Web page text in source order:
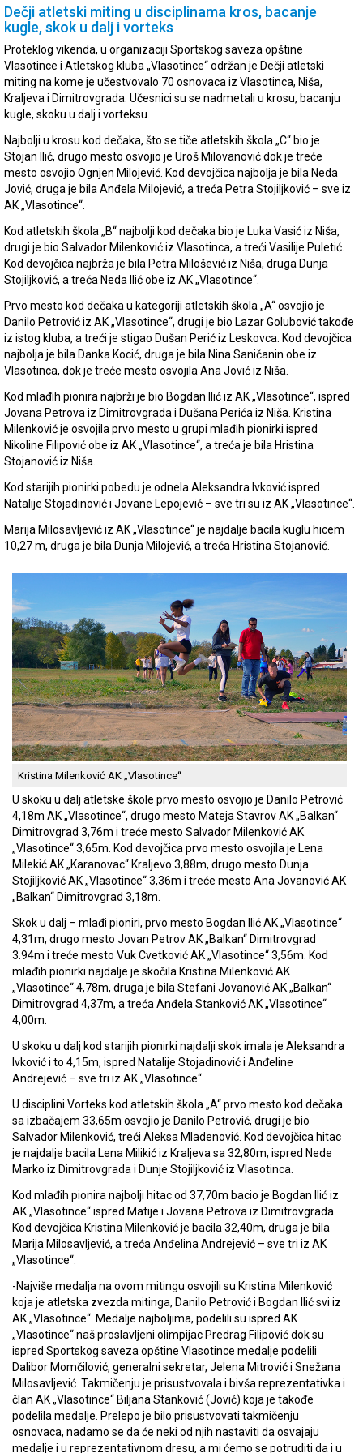
Dečji atletski miting u disciplinama kros, bacanje
kugle, skok u dalj i vorteks
Proteklog vikenda, u organizaciji Sportskog saveza opštine
Vlasotince i Atletskog kluba „Vlasotince“ održan je Dečji atletski
miting na kome je učestvovalo 70 osnovaca iz Vlasotinca, Niša,
Kraljeva i Dimitrovgrada. Učesnici su se nadmetali u krosu, bacanju
kugle, skoku u dalj i vorteksu.
Najbolji u krosu kod dečaka, što se tiče atletskih škola „C“ bio je
Stojan Ilić, drugo mesto osvojio je Uroš Milovanović dok je treće
mesto osvojio Ognjen Milojević. Kod devojčica najbolja je bila Neda
Jović, druga je bila Anđela Milojević, a treća Petra Stojiljković – sve iz
AK „Vlasotince“.
Kod atletskih škola „B“ najbolji kod dečaka bio je Luka Vasić iz Niša,
drugi je bio Salvador Milenković iz Vlasotinca, a treći Vasilije Puletić.
Kod devojčica najbrža je bila Petra Milošević iz Niša, druga Dunja
Stojiljković, a treća Neda Ilić obe iz AK „Vlasotince“.
Prvo mesto kod dečaka u kategoriji atletskih škola „A“ osvojio je
Danilo Petrović iz AK „Vlasotince“, drugi je bio Lazar Golubović takođe
iz istog kluba, a treći je stigao Dušan Perić iz Leskovca. Kod devojčica
najbolja je bila Danka Kocić, druga je bila Nina Saničanin obe iz
Vlasotinca, dok je treće mesto osvojila Ana Jović iz Niša.
Kod mlađih pionira najbrži je bio Bogdan Ilić iz AK „Vlasotince“, ispred
Jovana Petrova iz Dimitrovgrada i Dušana Perića iz Niša. Kristina
Milenković je osvojila prvo mesto u grupi mlađih pionirki ispred
Nikoline Filipović obe iz AK „Vlasotince“, a treća je bila Hristina
Stojanović iz Niša.
Kod starijih pionirki pobedu je odnela Aleksandra Ivković ispred
Natalije Stojadinović i Jovane Lepojević – sve tri su iz AK „Vlasotince“.
Marija Milosavljević iz AK „Vlasotince“ je najdalje bacila kuglu hicem
10,27 m, druga je bila Dunja Milojević, a treća Hristina Stojanović.
Kristina Milenković AK „Vlasotince“
U skoku u dalj atletske škole prvo mesto osvojio je Danilo Petrović
4,18m AK „Vlasotince“, drugo mesto Mateja Stavrov AK „Balkan“
Dimitrovgrad 3,76m i treće mesto Salvador Milenković AK
„Vlasotince“ 3,65m. Kod devojčica prvo mesto osvojila je Lena
Milekić AK „Karanovac“ Kraljevo 3,88m, drugo mesto Dunja
Stojiljković AK „Vlasotince“ 3,36m i treće mesto Ana Jovanović AK
„Balkan“ Dimitrovgrad 3,18m.
Skok u dalj – mlađi pioniri, prvo mesto Bogdan Ilić AK „Vlasotince“
4,31m, drugo mesto Jovan Petrov AK „Balkan“ Dimitrovgrad
3.94m i treće mesto Vuk Cvetković AK „Vlasotince“ 3,56m. Kod
mlađih pionirki najdalje je skočila Kristina Milenković AK
„Vlasotince“ 4,78m, druga je bila Stefani Jovanović AK „Balkan“
Dimitrovgrad 4,37m, a treća Anđela Stanković AK „Vlasotince“
4,00m.
U skoku u dalj kod starijih pionirki najdalji skok imala je Aleksandra
Ivković i to 4,15m, ispred Natalije Stojadinović i Anđeline
Andrejević – sve tri iz AK „Vlasotince“.
U disciplini Vorteks kod atletskih škola „A“ prvo mesto kod dečaka
sa izbačajem 33,65m osvojio je Danilo Petrović, drugi je bio
Salvador Milenković, treći Aleksa Mladenović. Kod devojčica hitac
je najdalje bacila Lena Milikić iz Kraljeva sa 32,80m, ispred Nede
Marko iz Dimitrovgrada i Dunje Stojiljković iz Vlasotinca.
Kod mlađih pionira najbolji hitac od 37,70m bacio je Bogdan Ilić iz
AK „Vlasotince“ ispred Matije i Jovana Petrova iz Dimitrovgrada.
Kod devojčica Kristina Milenković je bacila 32,40m, druga je bila
Marija Milosavljević, a treća Anđelina Andrejević – sve tri iz AK
„Vlasotince“.
-Najviše medalja na ovom mitingu osvojili su Kristina Milenković
koja je atletska zvezda mitinga, Danilo Petrović i Bogdan Ilić svi iz
AK „Vlasotince“. Medalje najboljima, podelili su ispred AK
„Vlasotince“ naš proslavljeni olimpijac Predrag Filipović dok su
ispred Sportskog saveza opštine Vlasotince medalje podelili
Dalibor Momčilović, generalni sekretar, Jelena Mitrović i Snežana
Milosavljević. Takmičenju je prisustvovala i bivša reprezentativka i
član AK „Vlasotince“ Biljana Stanković (Jović) koja je takođe
podelila medalje. Prelepo je bilo prisustvovati takmičenju
osnovaca, nadamo se da će neki od njih nastaviti da osvajaju
medalje i u reprezentativnom dresu, a mi ćemo se potruditi da i u